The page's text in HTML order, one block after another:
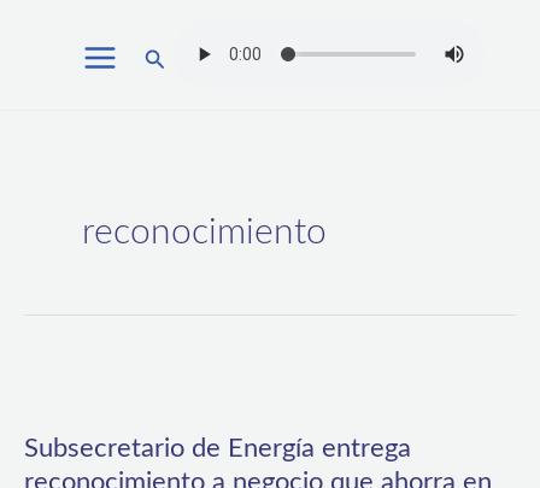
Buscar
reconocimiento
Subsecretario de Energía entrega
reconocimiento a negocio que ahorra en
Energía